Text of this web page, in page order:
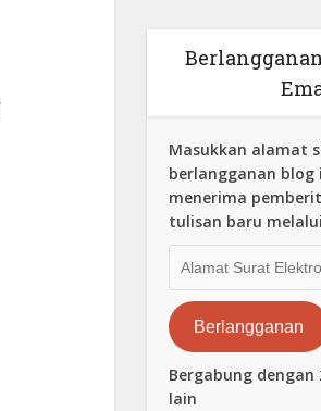
Masukkan alamat
berlangganan blog
menerima
tulisan baru
Surat
Elektronik
Berlangganan
Bergabung dengan
lain